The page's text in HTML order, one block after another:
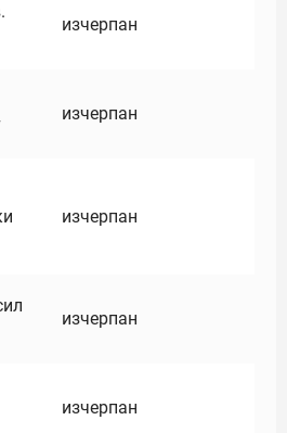
изчерпан
изчерпан
изчерпан
изчерпан
изчерпан